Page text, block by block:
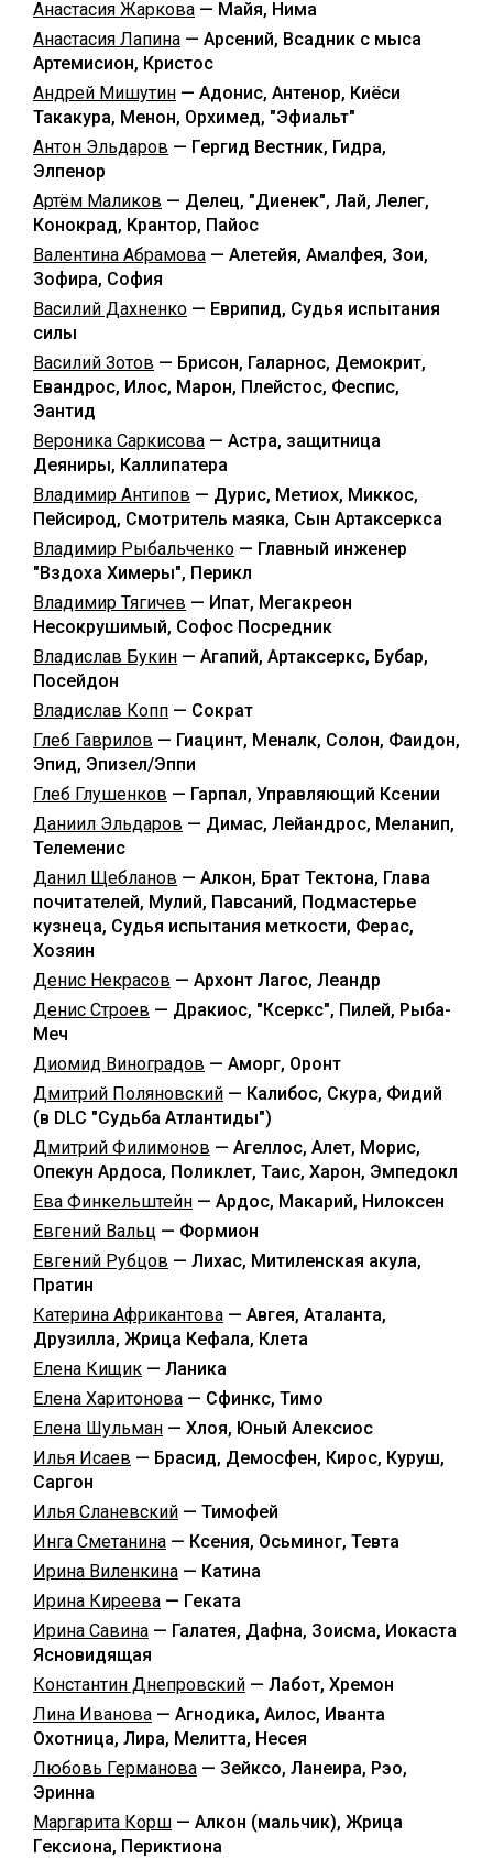
Анастасия Жаркова — Майя, Нима
Анастасия Лапина — Арсений, Всадник с мыса
Артемисион, Кристос
Андрей Мишутин — Адонис, Антенор, Киёси
Такакура, Менон, Орхимед, "Эфиальт"
Антон Эльдаров — Гергид Вестник, Гидра,
Элпенор
Артём Маликов — Делец, "Диенек", Лай, Лелег,
Конокрад, Крантор, Пайос
Валентина Абрамова — Алетейя, Амалфея, Зои,
Зофира, София
Василий Дахненко — Еврипид, Судья испытания
силы
Василий Зотов — Брисон, Галарнос, Демокрит,
Евандрос, Илос, Марон, Плейстос, Феспис,
Эантид
Вероника Саркисова — Астра, защитница
Деяниры, Каллипатера
Владимир Антипов — Дурис, Метиох, Миккос,
Пейсирод, Смотритель маяка, Сын Артаксеркса
Владимир Рыбальченко — Главный инженер
"Вздоха Химеры", Перикл
Владимир Тягичев — Ипат, Мегакреон
Несокрушимый, Софос Посредник
Владислав Букин — Агапий, Артаксеркс, Бубар,
Посейдон
Владислав Копп — Сократ
Глеб Гаврилов — Гиацинт, Меналк, Солон, Фаидон,
Эпид, Эпизел/Эппи
Глеб Глушенков — Гарпал, Управляющий Ксении
Даниил Эльдаров — Димас, Лейандрос, Меланип,
Телеменис
Данил Щебланов — Алкон, Брат Тектона, Глава
почитателей, Мулий, Павсаний, Подмастерье
кузнеца, Судья испытания меткости, Ферас,
Хозяин
Денис Некрасов — Архонт Лагос, Леандр
Денис Строев — Дракиос, "Ксеркс", Пилей, Рыба-
Меч
Диомид Виноградов — Аморг, Оронт
Дмитрий Поляновский — Калибос, Скура, Фидий
(в DLC "Судьба Атлантиды")
Дмитрий Филимонов — Агеллос, Алет, Морис,
Опекун Ардоса, Поликлет, Таис, Харон, Эмпедокл
Ева Финкельштейн — Ардос, Макарий, Нилоксен
Евгений Вальц — Формион
Евгений Рубцов — Лихас, Митиленская акула,
Пратин
Катерина Африкантова — Авгея, Аталанта,
Друзилла, Жрица Кефала, Клета
Елена Кищик — Ланика
Елена Харитонова — Сфинкс, Тимо
Елена Шульман — Хлоя, Юный Алексиос
Илья Исаев — Брасид, Демосфен, Кирос, Куруш,
Саргон
Илья Сланевский — Тимофей
Инга Сметанина — Ксения, Осьминог, Тевта
Ирина Виленкина — Катина
Ирина Киреева — Геката
Ирина Савина — Галатея, Дафна, Зоисма, Иокаста
Ясновидящая
Константин Днепровский — Лабот, Хремон
Лина Иванова — Агнодика, Аилос, Иванта
Охотница, Лира, Мелитта, Несея
Любовь Германова — Зейксо, Ланеира, Рэо,
Эринна
Маргарита Корш — Алкон (мальчик), Жрица
Гексиона, Периктиона